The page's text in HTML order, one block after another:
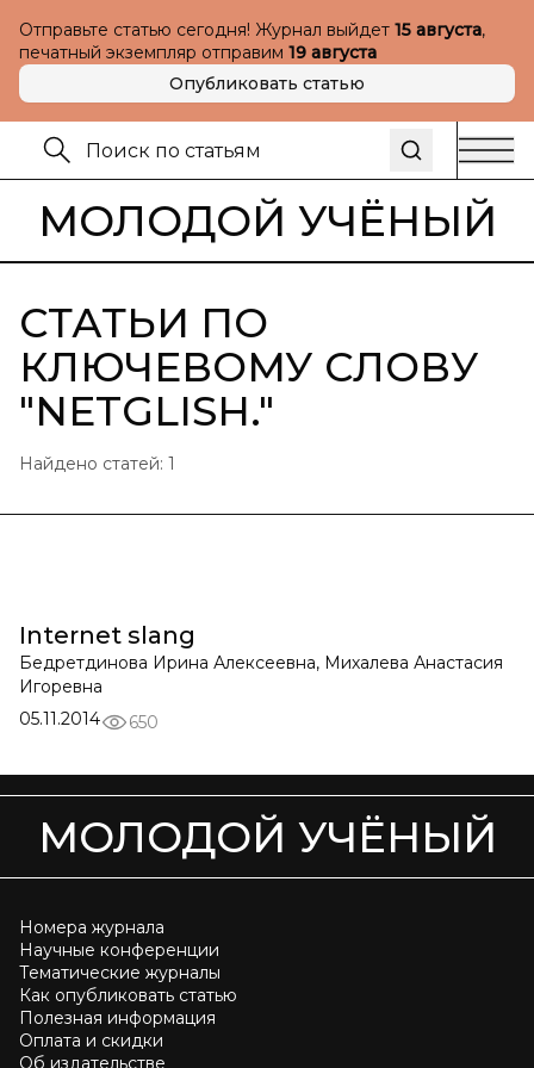
Отправьте статью сегодня! Журнал выйдет 15 августа,
печатный экземпляр отправим 19 августа
Опубликовать статью
МОЛОДОЙ УЧЁНЫЙ
СТАТЬИ ПО
КЛЮЧЕВОМУ СЛОВУ
"NETGLISH."
Найдено статей: 1
Internet slang
Бедретдинова Ирина Алексеевна, Михалева Анастасия
Игоревна
05.11.2014
650
МОЛОДОЙ УЧЁНЫЙ
Номера журнала
Научные конференции
Тематические журналы
Как опубликовать статью
Полезная информация
Оплата и скидки
Об издательстве